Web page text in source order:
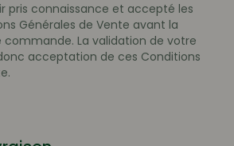
pris connaissance et accepté les
Générales de Vente avant la
commande. La validation de votre
acceptation de ces Conditions